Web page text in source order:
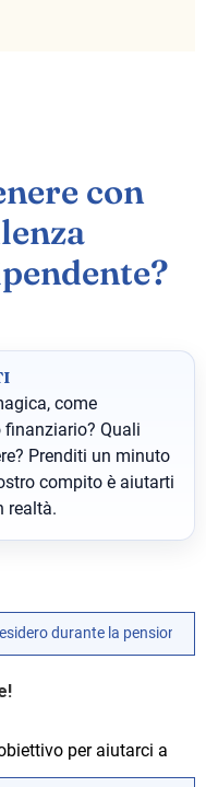
con
come
Quali
Prenditi un minuto
compito è aiutarti
realtà.
per aiutarci a